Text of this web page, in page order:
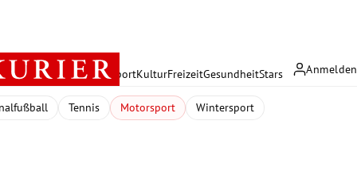
Anmelden
PolitikWirtschaft SportKulturFreizeitGesundheitStars
Tennis Motorsport Wintersport